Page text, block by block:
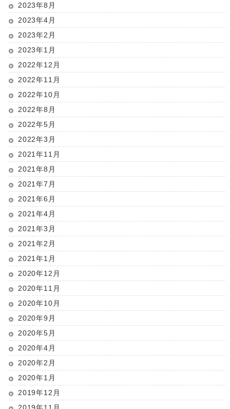
2023年8月
2023年4月
2023年2月
2023年1月
2022年12月
2022年11月
2022年10月
2022年8月
2022年5月
2022年3月
2021年11月
2021年8月
2021年7月
2021年6月
2021年4月
2021年3月
2021年2月
2021年1月
2020年12月
2020年11月
2020年10月
2020年9月
2020年5月
2020年4月
2020年2月
2020年1月
2019年12月